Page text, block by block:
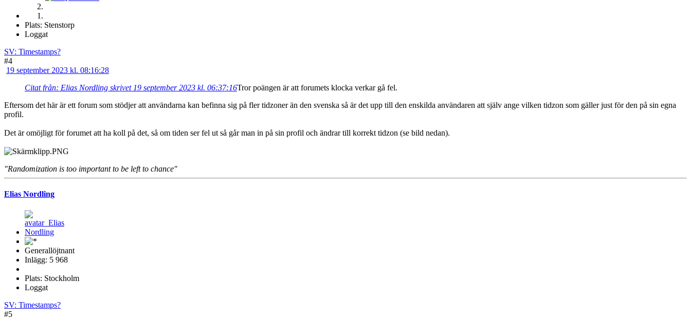
Plats: Stenstorp
Loggat
SV: Timestamps?
#4
19 september 2023 kl. 08:16:28
Citat från: Elias Nordling skrivet 19 september 2023 kl. 06:37:16Tror poängen är att forumets klocka verkar gå fel.
Eftersom det här är ett forum som stödjer att användarna kan befinna sig på fler tidzoner än den svenska så är det upp till den enskilda användaren att själv ange vilken tidzon som gäller just för den på sin egna
profil.
Det är omöjligt för forumet att ha koll på det, så om tiden ser fel ut så går man in på sin profil och ändrar till korrekt tidzon (se bild nedan).
"Randomization is too important to be left to chance"
Elias Nordling
Generallöjtnant
Inlägg: 5 968
Plats: Stockholm
Loggat
SV: Timestamps?
#5